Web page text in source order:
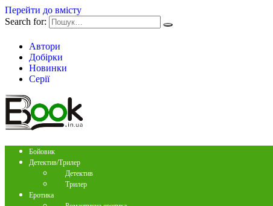
Перейти до вмісту
Search for:
Автори
Добірки
Новинки
Серії
Бойовик
Детектив/Трилер
Детектив
Трилер
Еротика